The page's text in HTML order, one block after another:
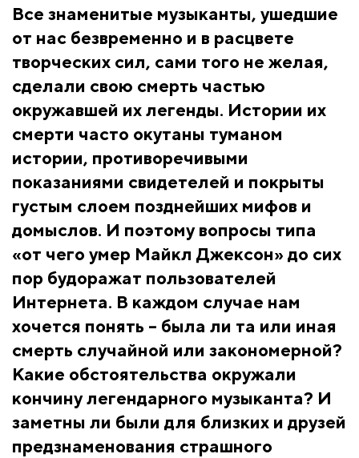
Все знаменитые музыканты, ушедшие
от нас безвременно и в расцвете
творческих сил, сами того не желая,
сделали свою смерть частью
окружавшей их легенды. Истории их
смерти часто окутаны туманом
истории, противоречивыми
показаниями свидетелей и покрыты
густым слоем позднейших мифов и
домыслов. И поэтому вопросы типа
«от чего умер Майкл Джексон» до сих
пор будоражат пользователей
Интернета. В каждом случае нам
хочется понять – была ли та или иная
смерть случайной или закономерной?
Какие обстоятельства окружали
кончину легендарного музыканта? И
заметны ли были для близких и друзей
предзнаменования страшного